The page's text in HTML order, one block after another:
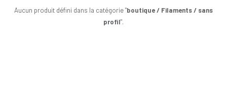
Aucun produit défini dans la catégorie "boutique / Filaments / sans
profil".